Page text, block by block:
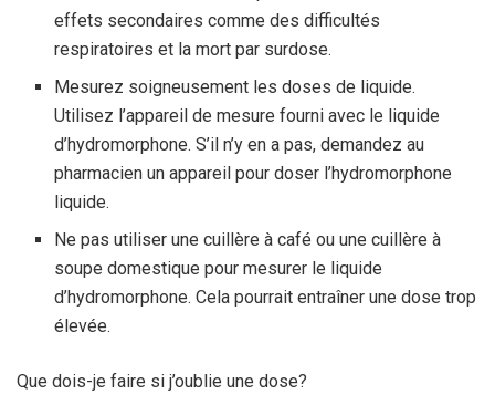
effets secondaires comme des difficultés
respiratoires et la mort par surdose.
Mesurez soigneusement les doses de liquide.
Utilisez l’appareil de mesure fourni avec le liquide
d’hydromorphone. S’il n’y en a pas, demandez au
pharmacien un appareil pour doser l’hydromorphone
liquide.
Ne pas utiliser une cuillère à café ou une cuillère à
soupe domestique pour mesurer le liquide
d’hydromorphone. Cela pourrait entraîner une dose trop
élevée.
Que dois-je faire si j’oublie une dose?